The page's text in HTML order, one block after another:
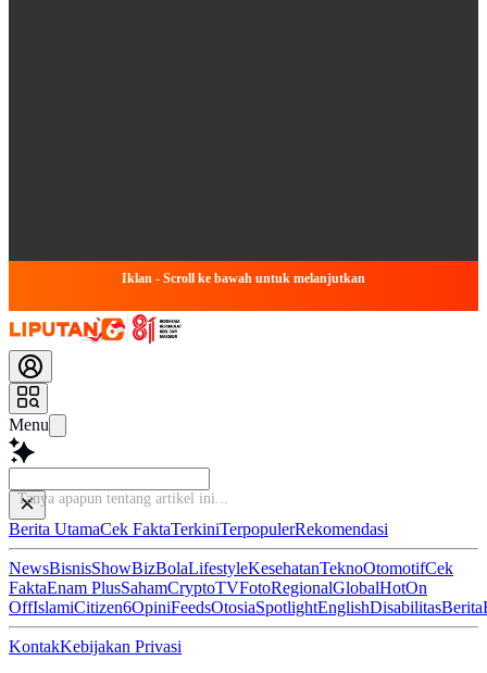
Iklan - Scroll ke bawah untuk melanjutkan
Menu
Tanya apapun tentang ar
Berita UtamaCek FaktaTerkiniTerpopulerRekomendasi
NewsBisnisShowBizBolaLifestyleKesehatanTeknoOtomotifCek
FaktaEnam PlusSahamCryptoTVFotoRegionalGlobalHotOn
OffIslamiCitizen6OpiniFeedsOtosiaSpotlightEnglishDisabilitasBerita
KontakKebijakan Privasi